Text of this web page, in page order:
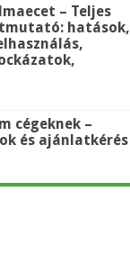
– Teljes
hatások,
cégeknek –
és ajánlatkérés